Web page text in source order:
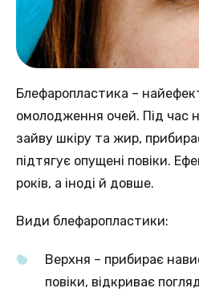
Блефаропластика –
омолодження очей. Під час
зайву шкіру та жир,
підтягує опущені повіки.
років, а іноді й довше.
Види блефаропластики:
Верхня – прибирає
повіки, відкриває